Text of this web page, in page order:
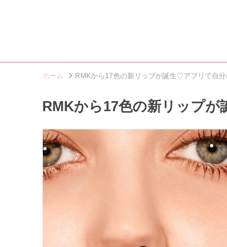
ホーム RMKから17色の新リップが誕生♡アプリで自分
RMKから17色の新リップ